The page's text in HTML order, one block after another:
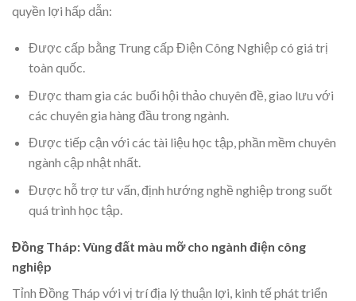
quyền lợi hấp dẫn:
Được cấp bằng Trung cấp Điện Công Nghiệp có giá trị
toàn quốc.
Được tham gia các buổi hội thảo chuyên đề, giao lưu với
các chuyên gia hàng đầu trong ngành.
Được tiếp cận với các tài liệu học tập, phần mềm chuyên
ngành cập nhật nhất.
Được hỗ trợ tư vấn, định hướng nghề nghiệp trong suốt
quá trình học tập.
Đồng Tháp: Vùng đất màu mỡ cho ngành điện công
nghiệp
Tỉnh Đồng Tháp với vị trí địa lý thuận lợi, kinh tế phát triển